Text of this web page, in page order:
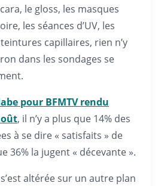
le gloss, les masques
les séances d’UV, les
capillaires, rien n’y
dans les sondages se
pour BFMTV rendu
, il n’y a plus que 14% des
à se dire « satisfaits » de
36% la jugent « décevante ».
altérée sur un autre plan